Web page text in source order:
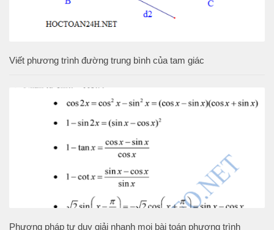
Viết phương trình đường trung bình của tam giác
Phương pháp tư duy giải nhanh mọi bài toán phương trình